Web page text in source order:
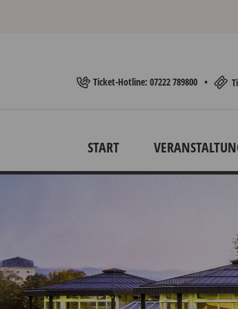
Ticket-Hotline: 07222 789800 •
START
Startseite der Webseite "Kultur &